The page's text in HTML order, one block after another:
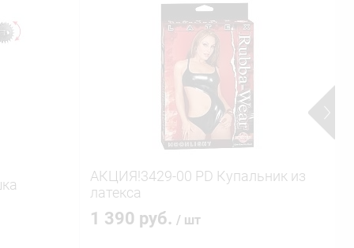
АКЦИЯ!3429-00 PD Купальник из
латекса
1 390 руб. / шт